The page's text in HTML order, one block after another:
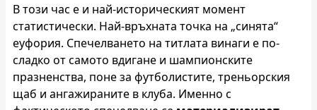
В този час е и най-историческият момент
статистически. Най-връхната точка на „синята“
еуфория. Спечелването на титлата винаги е по-
сладко от самото вдигане и шампионските
празненства, поне за футболистите, треньорския
щаб и ангажираните в клуба. Именно с